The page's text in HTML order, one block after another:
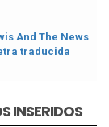
And The News
traducida
INSERIDOS